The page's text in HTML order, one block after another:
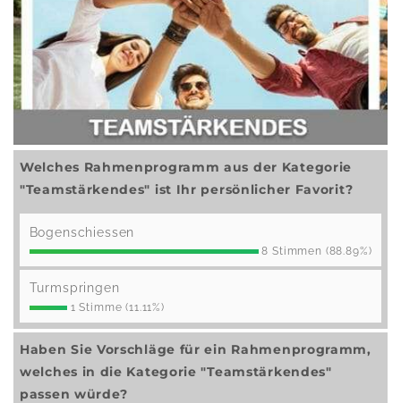
Welches Rahmenprogramm aus der Kategorie
"Teamstärkendes" ist Ihr persönlicher Favorit?
Bogenschiessen
8 Stimmen (88.89%)
Turmspringen
1 Stimme (11.11%)
Haben Sie Vorschläge für ein Rahmenprogramm,
welches in die Kategorie "Teamstärkendes"
passen würde?